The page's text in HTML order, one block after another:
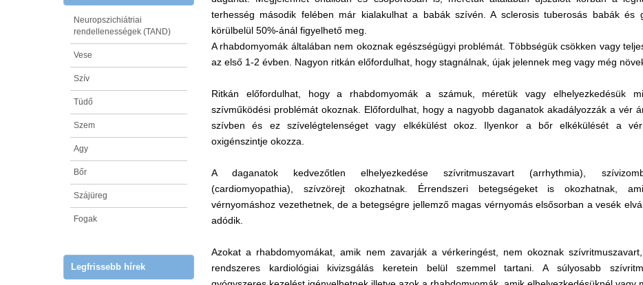
Neuropszichiátriai
rendellenességek (TAND)
Vese
Szív
Tüdő
Szem
Agy
Bőr
Szájüreg
Fogak
Legfrissebb hírek
terhesség második felében már kialakulhat a babák szívén. A sclerosis tuberosás babák és
körülbelül 50%-ánál figyelhető meg.
A rhabdomyomák általában nem okoznak egészségügyi problémát. Többségük csökken vagy
az első 1-2 évben. Nagyon ritkán előfordulhat, hogy stagnálnak, újak jelennek meg vagy még
Ritkán előfordulhat, hogy a rhabdomyomák a számuk, méretük vagy elhelyezkedésük
szívműködési problémát okoznak. Előfordulhat, hogy a nagyobb daganatok akadályozzák a vér
szívben és ez szívelégtelenséget vagy elkékülést okoz. Ilyenkor a bőr elkékülését a
oxigénszintje okozza.
A daganatok kedvezőtlen elhelyezkedése szívritmuszavart (arrhythmia),
(cardiomyopathia), szívzörejt okozhatnak. Érrendszeri betegségeket is okozhatnak,
vérnyomáshoz vezethetnek, de a betegségre jellemző magas vérnyomás elsősorban a vesék
adódik.
Azokat a rhabdomyomákat, amik nem zavarják a vérkeringést, nem okoznak
rendszeres kardiológiai kivizsgálás keretein belül szemmel tartani. A súlyosabb